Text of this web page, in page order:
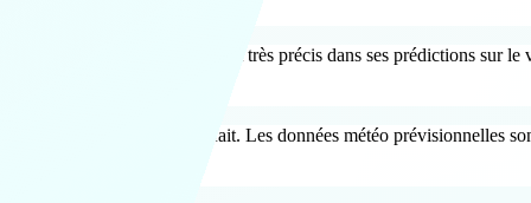
Je trouve que HYGO est très précis dans ses prédictions sur
Je suis vraiment satisfait. Les données météo prévisionnelles